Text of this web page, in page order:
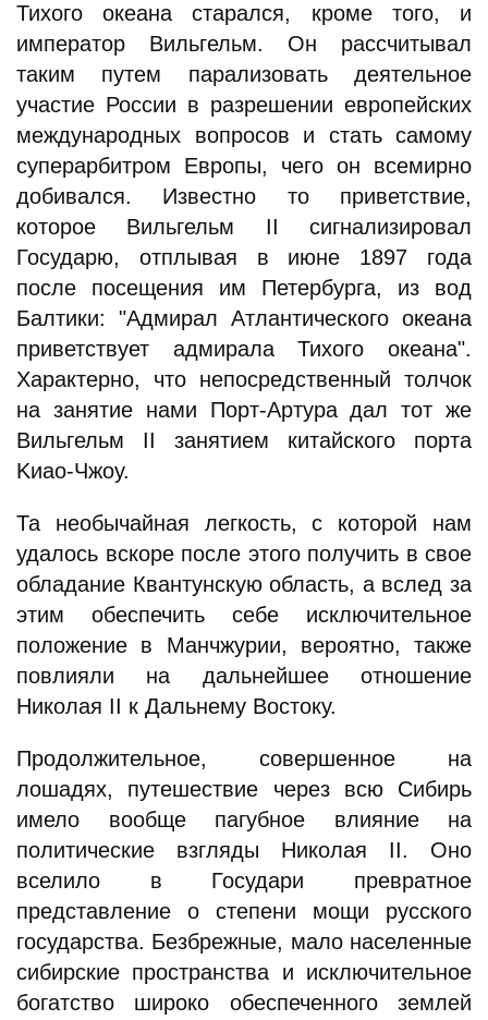
Тихого океана старался, кроме того, и
император Вильгельм. Он рассчитывал
таким путем парализовать деятельное
участие России в разрешении европейских
международных вопросов и стать самому
суперарбитром Европы, чего он всемирно
добивался. Известно то приветствие,
которое Вильгельм II сигнализировал
Государю, отплывая в июне 1897 года
после посещения им Петербурга, из вод
Балтики: "Адмирал Атлантического океана
приветствует адмирала Тихого океана".
Характерно, что непосредственный толчок
на занятие нами Порт-Артура дал тот же
Вильгельм II занятием китайского порта
Kиao-Чжоу.
Та необычайная легкость, с которой нам
удалось вскоре после этого получить в свое
обладание Квантунскую область, а вслед за
этим обеспечить себе исключительное
положение в Манчжурии, вероятно, также
повлияли на дальнейшее отношение
Николая II к Дальнему Востоку.
Продолжительное, совершенное на
лошадях, путешествие через всю Сибирь
имело вообще пагубное влияние на
политические взгляды Николая II. Оно
вселило в Государи превратное
представление о степени мощи русского
государства. Безбрежные, мало населенные
сибирские пространства и исключительное
богатство широко обеспеченного землей